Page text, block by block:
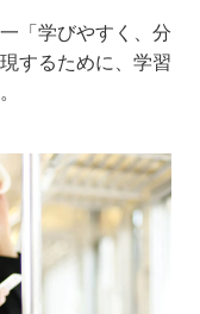
「学びやすく、分
するために、学習